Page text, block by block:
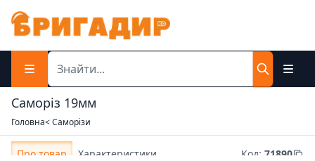
Саморіз 19мм
Головна< Саморізи
Про товар Характеристики Код: 71890